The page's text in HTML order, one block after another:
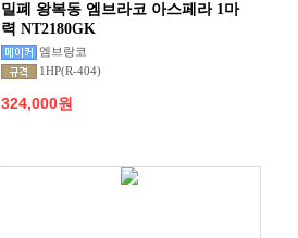
밀폐 왕복동 엠브라코 아스페라 1마
력 NT2180GK
엠브랑코
1HP(R-404)
324,000원